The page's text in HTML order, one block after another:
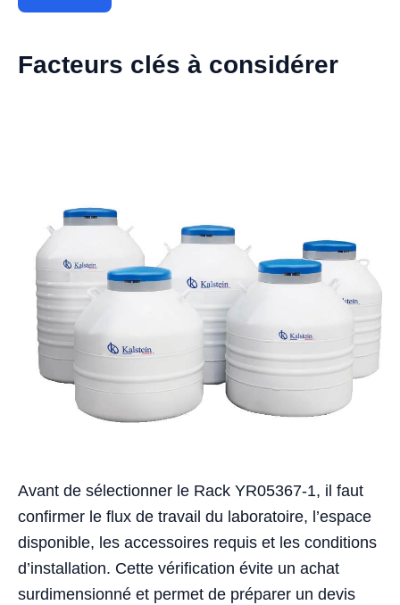
Facteurs clés à considérer
Avant de sélectionner le Rack YR05367-1, il faut
confirmer le flux de travail du laboratoire, l’espace
disponible, les accessoires requis et les conditions
d’installation. Cette vérification évite un achat
surdimensionné et permet de préparer un devis